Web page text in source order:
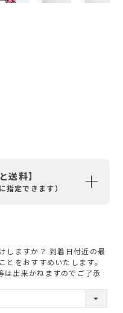
送料】
指定できます）
ますか？ 到着日付近の最
をおすすめいたします。
は出来かねますのでご了承